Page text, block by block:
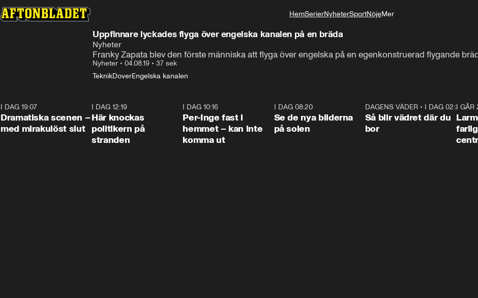
HemSerierNyheterSportNöjeMer
Uppfinnare lyckades flyga över engelska kanalen på en bräda
Nyheter
Franky Zapata blev den förste människa att flyga över engelska på en egenkonstruerad flygande
Nyheter • 04.08.19 • 37 sek
TeknikDoverEngelska kanalen
I DAG 19:07
Dramatiska scenen –
med mirakulöst slut
I DAG 12:19
Här knockas
politikern på
stranden
I DAG 10:16
Per-Inge fast i
hemmet – kan inte
komma ut
I DAG 08:20
Se de nya bilderna
på solen
1:06
DAGENS VÄDER• I DAG 02:30
Så blir vädret där du
bor
I GÅR